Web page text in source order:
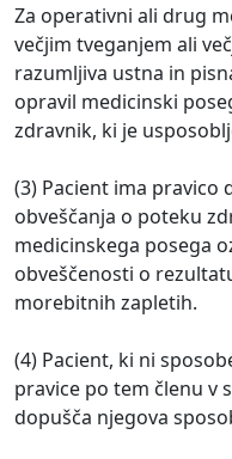
Za operativni ali drug
večjim tveganjem ali
razumljiva ustna in
opravil medicinski
zdravnik, ki je
(3) Pacient ima
obveščanja o poteku
medicinskega posega
obveščenosti o
morebitnih zapletih.
(4) Pacient, ki ni
pravice po tem členu v
dopušča njegova